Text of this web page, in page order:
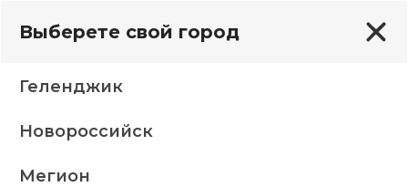
03049-0.6-01B WT светильник напольный
Выберете свой город
Геленджик
Новороссийск
Мегион